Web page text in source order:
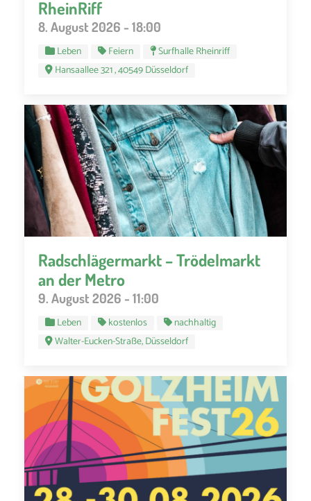
RheinRiff
8. August 2026 - 18:00
Leben Feiern
Surfhalle Rheinriff
Hansaallee 321 , 40549 Düsseldorf
Radschlägermarkt – Trödelmarkt
an der Metro
9. August 2026 - 11:00
Leben kostenlos
nachhaltig
Walter-Eucken-Straße, Düsseldorf